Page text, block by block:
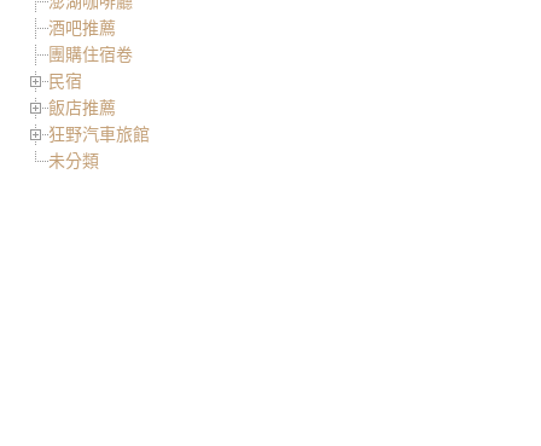
酒吧推薦
團購住宿卷
民宿
飯店推薦
狂野汽車旅館
未分類